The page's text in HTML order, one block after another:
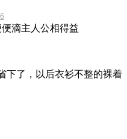
滴主人公相得益
下了，以后衣衫不整的裸着